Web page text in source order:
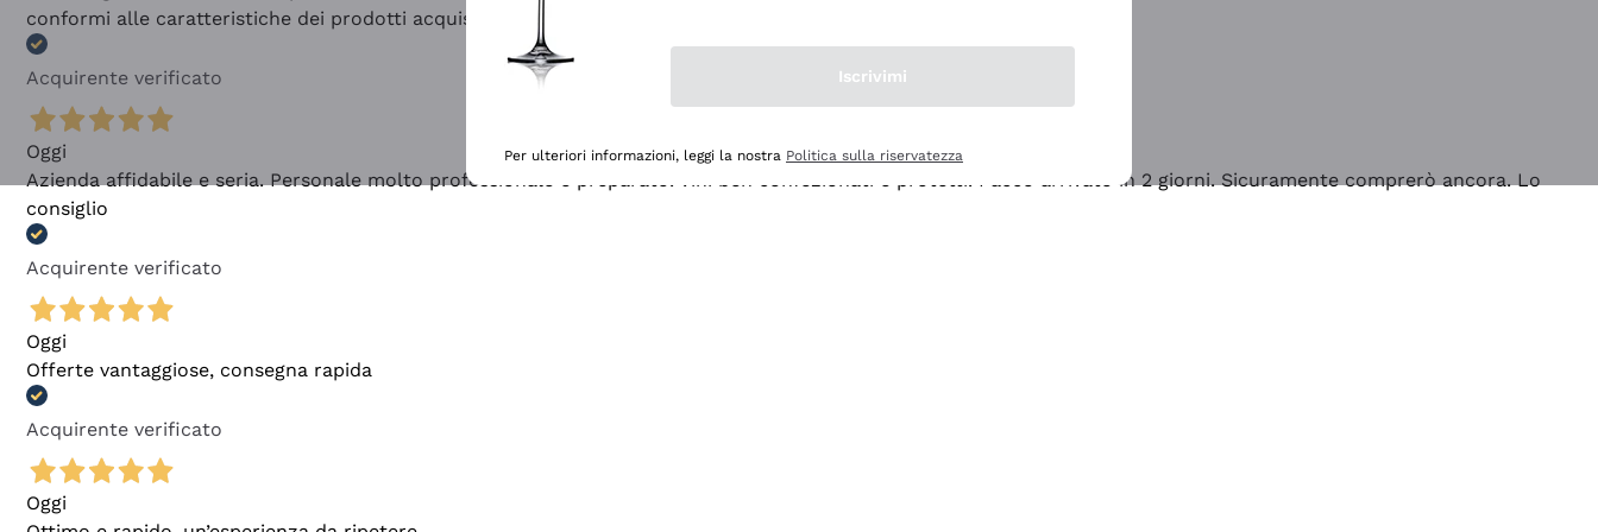
conformi alle caratteristiche dei prodotti acquistati
Acquirente verificato
Oggi
Azienda affidabile e seria. Personale molto professionale e preparato. Vini ben confezionati e protetti. Pacco arrivato in 2 giorni. Sicuramente comprerò ancora. Lo
consiglio
Acquirente verificato
Oggi
Offerte vantaggiose, consegna rapida
Acquirente verificato
Oggi
Iscrivimi
Per ulteriori informazioni, leggi la nostra Politica sulla riservatezza